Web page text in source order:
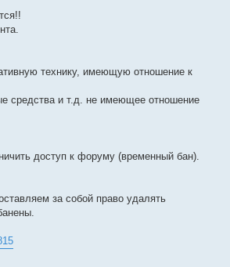
технику, имеющую отношение к
средства и т.д. не имеющее отношение
доступ к форуму (временный бан).
за собой право удалять